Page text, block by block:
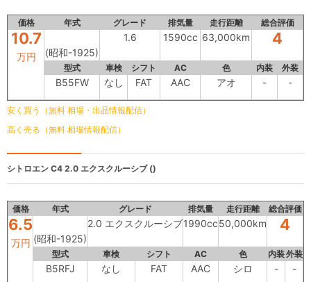
価格 年式 グレード 排気量 走行距離 総合評価
10.7
万円 (昭和-1925)
1.6 1590cc 63,000km 4
型式 車検 シフト AC 色 内装 外装
B55FW なし FAT AAC アオ - -
安く買う（無料 相場・出品情報配信）
高く売る（無料 相場情報配信）
シトロエン C4 2.0 エクスクルーシブ ()
価格 年式 グレード 排気量 走行距離 総合評価
6.5
万円 (昭和-1925)
2.0 エクスクルーシブ1990cc50,000km 4
型式 車検 シフト AC 色 内装外装
B5RFJ なし FAT AAC シロ - -